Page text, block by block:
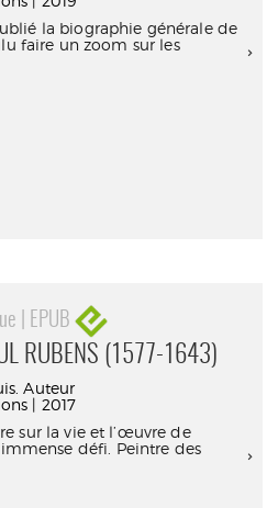
la biographie générale de
faire un zoom sur les
| EPUB
RUBENS (1577-1643)
Auteur
| 2017
sur la vie et l’œuvre de
défi. Peintre des